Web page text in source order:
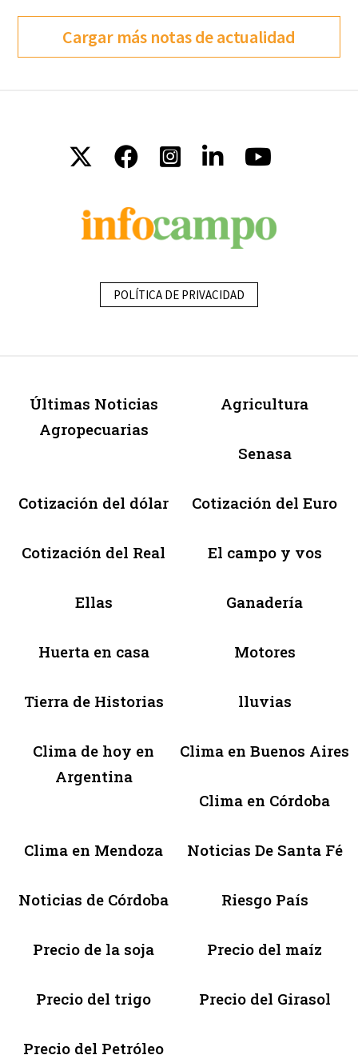
Cargar más notas de actualidad
POLÍTICA DE PRIVACIDAD
Últimas Noticias
Agropecuarias
Agricultura
Senasa
Cotización del dólar Cotización del Euro
Cotización del Real El campo y vos
Ellas Ganadería
Huerta en casa Motores
Tierra de Historias lluvias
Clima de hoy en
Argentina
Clima en Buenos Aires
Clima en Córdoba
Clima en Mendoza Noticias De Santa Fé
Noticias de Córdoba Riesgo País
Precio de la soja Precio del maíz
Precio del trigo Precio del Girasol
Precio del Petróleo